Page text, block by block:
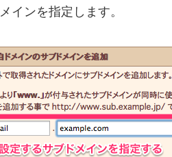
インを指定します。